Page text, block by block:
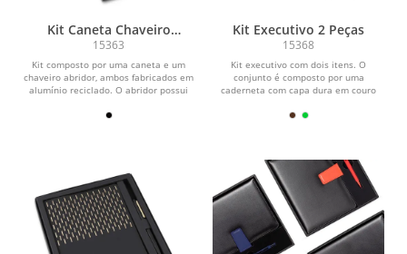
Kit Caneta Chaveiro
Alumínio
15363
Kit composto por uma caneta e um
chaveiro abridor, ambos fabricados em
alumínio reciclado. O abridor possui
Kit Executivo 2 Peças
15368
Kit executivo com dois itens. O
conjunto é composto por uma
caderneta com capa dura em couro